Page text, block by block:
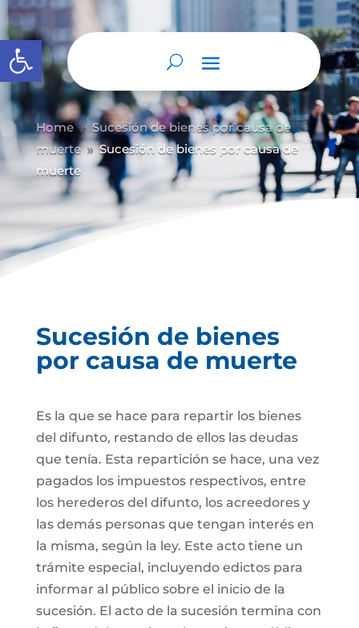
Abrir barra de herramientas
Home 9 Sucesión de bienes por causa de
muerte 9 Sucesión de bienes por causa de
muerte
Sucesión de bienes
por causa de muerte
Es la que se hace para repartir los bienes
del difunto, restando de ellos las deudas
que tenía. Esta repartición se hace, una vez
pagados los impuestos respectivos, entre
los herederos del difunto, los acreedores y
las demás personas que tengan interés en
la misma, según la ley. Este acto tiene un
trámite especial, incluyendo edictos para
informar al público sobre el inicio de la
sucesión. El acto de la sucesión termina con